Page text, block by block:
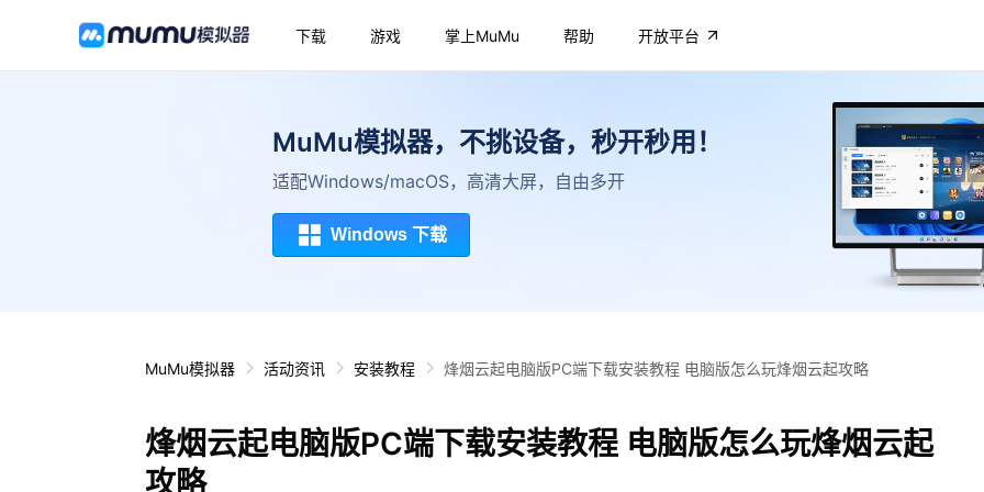
下载 游戏 掌上MuMu 帮助 开放平台
MuMu模拟器，不挑设备，秒开秒用！
适配Windows/macOS，高清大屏，自由多开
Windows 下载
MuMu模拟器 活动资讯 安装教程 烽烟云起电脑版PC端下载安装教程 电脑版怎么玩烽烟云起攻略
烽烟云起电脑版PC端下载安装教程 电脑版怎么玩烽烟云起
攻略